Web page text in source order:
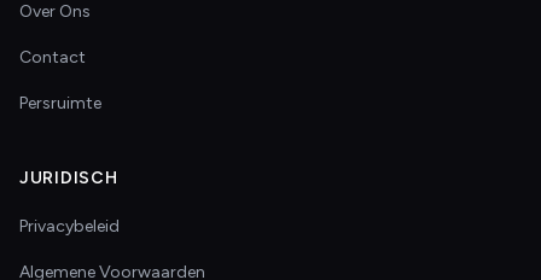
Over Ons
Contact
Persruimte
JURIDISCH
Privacybeleid
Algemene Voorwaarden